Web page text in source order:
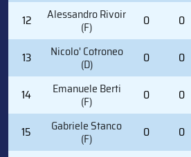
12
Alessandro Rivoir
(F) 0 0
13 Nicolo' Cotroneo
(D) 0 0
14 Emanuele Berti
(F) 0 0
15 Gabriele Stanco
(F) 0 0